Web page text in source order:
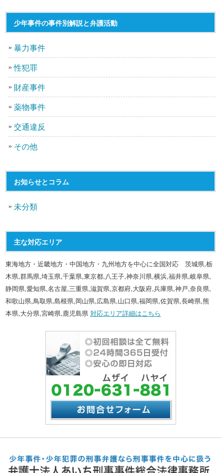
少年事件の事件別解説と弁護活動
暴力事件
性犯罪
財産事件
薬物事件
交通違反
その他
お知らせとコラム
未分類
主な対応エリア
東海地方・近畿地方・中国地方・九州地方を中心に全国対応 茨城県,栃
木県,群馬県,埼玉県,千葉県,東京都,八王子,神奈川県,横浜,福井県,岐阜県,
静岡県,愛知県,名古屋,三重県,滋賀県,京都府,大阪府,兵庫県,神戸,奈良県,
和歌山県,鳥取県,島根県,岡山県,広島県,山口県,福岡県,佐賀県,長崎県,熊
本県,大分県,宮崎県,鹿児島県対応エリア詳細はこちら